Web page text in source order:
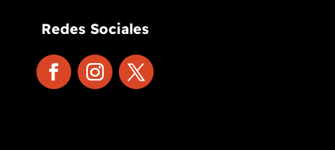
Redes Sociales